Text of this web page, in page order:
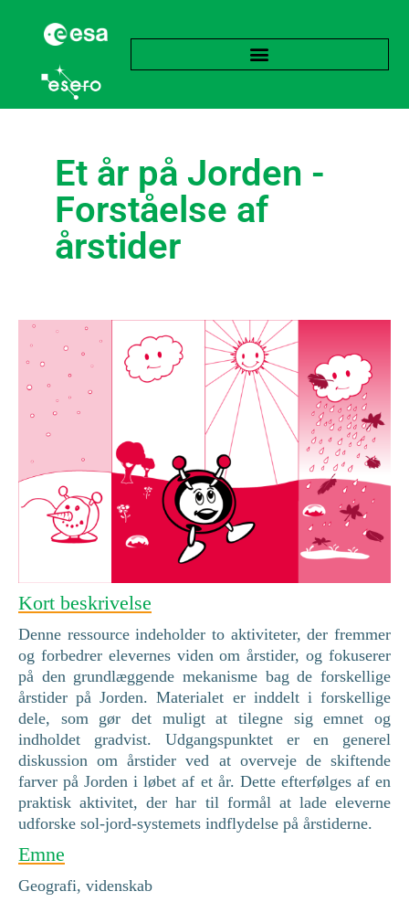
Et år på Jorden -
Forståelse af
årstider
Kort beskrivelse
Denne ressource indeholder to aktiviteter, der fremmer
og forbedrer elevernes viden om årstider, og fokuserer
på den grundlæggende mekanisme bag de forskellige
årstider på Jorden. Materialet er inddelt i forskellige
dele, som gør det muligt at tilegne sig emnet og
indholdet gradvist. Udgangspunktet er en generel
diskussion om årstider ved at overveje de skiftende
farver på Jorden i løbet af et år. Dette efterfølges af en
praktisk aktivitet, der har til formål at lade eleverne
udforske sol-jord-systemets indflydelse på årstiderne.
Emne
Geografi, videnskab